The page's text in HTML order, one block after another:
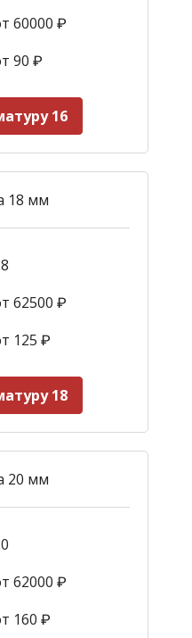
60000 ₽
90 ₽
16
18 мм
62500 ₽
125 ₽
18
20 мм
62000 ₽
160 ₽